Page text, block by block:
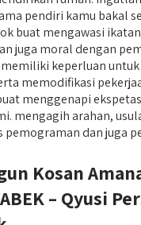
pendiri kamu bakal
buat mengawasi
juga moral dengan
keperluan untuk
memodifikasi
menggenapi
mengagih arahan,
pemograman dan juga
Kosan
– Qyusi